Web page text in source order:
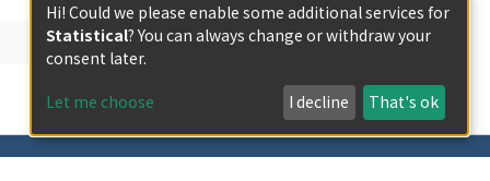
Hi! Could we please enable some additional services for
Statistical? You can always change or withdraw your
consent later.
Let me choose I decline That's ok